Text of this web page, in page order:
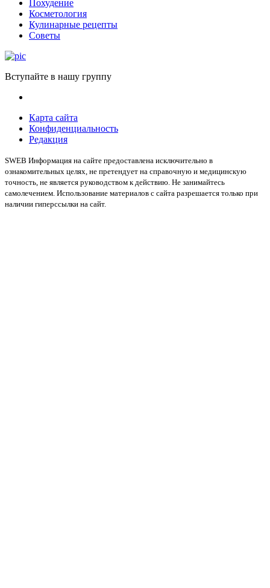
Похудение
Косметология
Кулинарные рецепты
Советы
Вступайте в нашу группу
Карта сайта
Конфиденциальность
Редакция
SWEB Информация на сайте предоставлена исключительно в
ознакомительных целях, не претендует на справочную и медицинскую
точность, не является руководством к действию. Не занимайтесь
самолечением. Использование материалов с сайта разрешается только при
наличии гиперссылки на сайт.